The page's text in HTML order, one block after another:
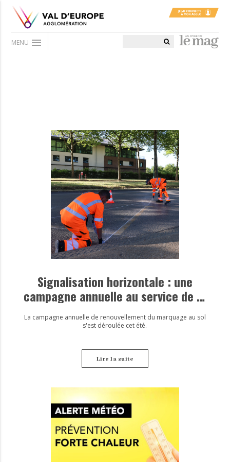
MENU menu
Signalisation horizontale : une
campagne annuelle au service de la
sécurité
La campagne annuelle de renouvellement du marquage au sol
s'est déroulée cet été.
Lire la suite